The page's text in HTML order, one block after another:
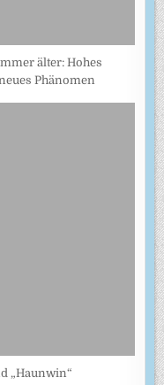
älter: Hohes
Phänomen
„Haunwin“